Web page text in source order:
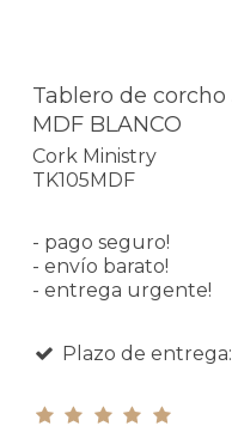
Tablero de
MDF BLANCO
Cork Ministry
TK105MDF
- pago seguro!
- envío barato!
- entrega urgente!
Plazo de entrega: